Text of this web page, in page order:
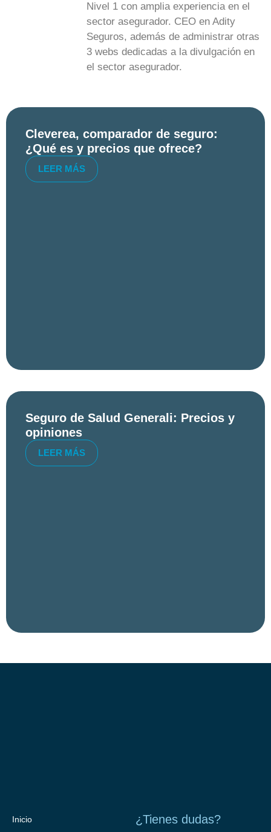
Nivel 1 con amplia experiencia en el
sector asegurador. CEO en Adity
Seguros, además de administrar otras
3 webs dedicadas a la divulgación en
el sector asegurador.
Cleverea, comparador de seguro:
¿Qué es y precios que ofrece?
LEER MÁS
Seguro de Salud Generali: Precios y
opiniones
LEER MÁS
Inicio ¿Tienes dudas?